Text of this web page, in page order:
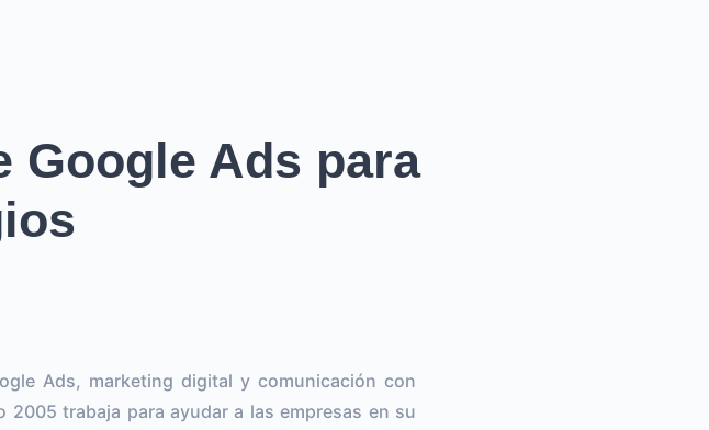
Google Ads para
Ads, marketing digital y comunicación con
2005 trabaja para ayudar a las empresas en su